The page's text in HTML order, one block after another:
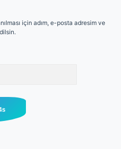
için adım, e-posta adresim ve